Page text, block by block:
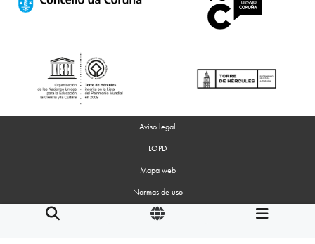
Aviso legal
LOPD
Mapa web
Normas de uso
Accesibilidad